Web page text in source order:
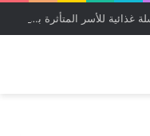
الهلال الأحمر السوداني يوزع (1000) سلة غذائية للأسر المتأثرة بالحرب بمحلية شرق النيل